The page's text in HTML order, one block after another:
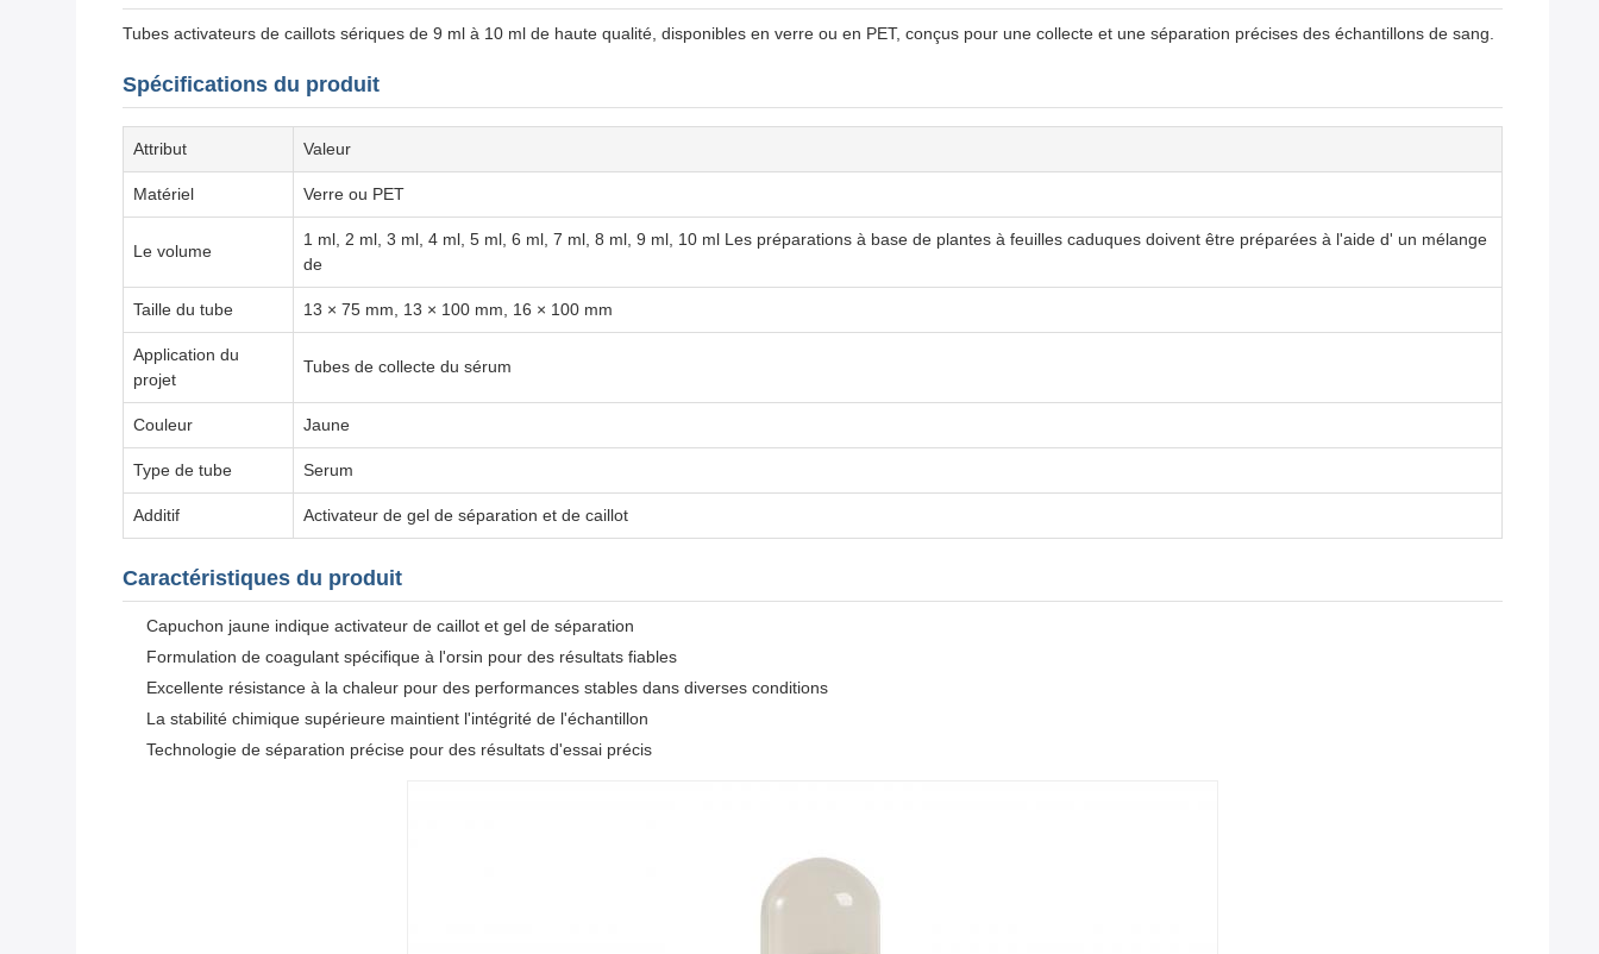
Tubes activateurs de caillots sériques de 9 ml à 10 ml de haute qualité, disponibles en verre ou en PET, conçus pour une collecte et une séparation précises des échantillons de sang.
Spécifications du produit
Attribut Valeur
Matériel Verre ou PET
Le volume
1 ml, 2 ml, 3 ml, 4 ml, 5 ml, 6 ml, 7 ml, 8 ml, 9 ml, 10 ml Les préparations à base de plantes à feuilles caduques doivent être préparées à l'aide d' un mélange
de
Taille du tube 13 × 75 mm, 13 × 100 mm, 16 × 100 mm
Application du
projet
Tubes de collecte du sérum
Couleur Jaune
Type de tube Serum
Additif Activateur de gel de séparation et de caillot
Caractéristiques du produit
Capuchon jaune indique activateur de caillot et gel de séparation
Formulation de coagulant spécifique à l'orsin pour des résultats fiables
Excellente résistance à la chaleur pour des performances stables dans diverses conditions
La stabilité chimique supérieure maintient l'intégrité de l'échantillon
Technologie de séparation précise pour des résultats d'essai précis